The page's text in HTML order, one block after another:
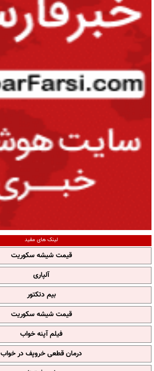
لینک های مفید
قیمت شیشه سکوریت
آلپاری
بیم دتکتور
قیمت شیشه سکوریت
فیلم آپنه خواب
درمان قطعی خروپف در خواب